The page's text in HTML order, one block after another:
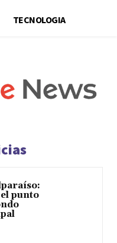
TECNOLOGIA
punto